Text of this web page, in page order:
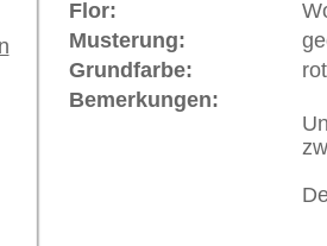
United Kingdom: +44 (0)20 7183 4544
USA / Canada: +1 646-688-1335